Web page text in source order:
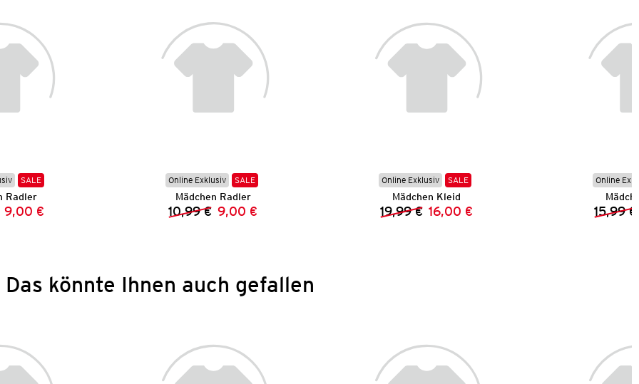
SALE
Radler
Preis:
Preis:
9,00 €
Online Exklusiv SALE
Mädchen Radler
Vorheriger Preis:
10,99 € Neuer Preis:
9,00 €
Online Exklusiv SALE
Mädchen Kleid
Vorheriger Preis:
19,99 € Neuer Preis:
16,00 €
Online
15,99 €
Das könnte Ihnen auch gefallen